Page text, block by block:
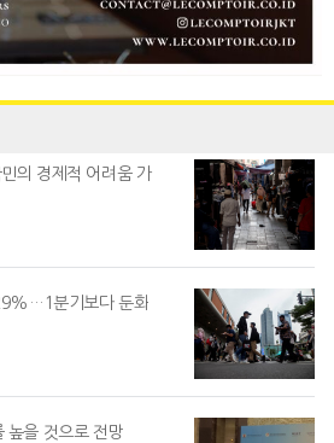
의 경제적 어려움 가
분기보다 둔화
높을 것으로 전망